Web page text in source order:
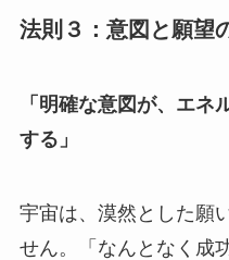
法則３：意図と願望
「明確な意図が、エネ
する」
宇宙は、漠然とした願
せん。「なんとなく成